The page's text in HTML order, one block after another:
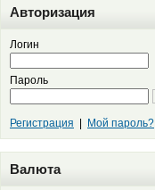
Авторизация
Логин
Пароль
Регистрация Мой пароль?
Валюта